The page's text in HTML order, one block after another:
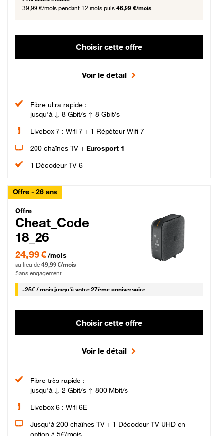
39,99 €/mois pendant 12 mois puis 46,99 €/mois
Choisir cette offre
Voir le détail
Fibre ultra rapide :
jusqu'à ↓ 8 Gbit/s ↑ 8 Gbit/s
Livebox 7 : Wifi 7 + 1 Répéteur Wifi 7
200 chaînes TV + Eurosport 1
1 Décodeur TV 6
Offre - 26 ans
Cheat_Code Fibre_18_26
Offre
Cheat_Code
18_26
24,99 € par mois pendant 0 mois puis 49,99 € par mois, Sans engagement
24,99 €/mois
au lieu de 49,99 €/mois
Sans engagement
-25€ / mois25 € par mois
jusqu'à votre 27ème anniversaire
Choisir cette offre
Voir le détail
Fibre très rapide :
jusqu'à ↓ 2 Gbit/s ↑ 800 Mbit/s
Livebox 6 : Wifi 6E
Jusqu’à 200 chaînes TV + 1 Décodeur TV UHD en
option à 5€/mois